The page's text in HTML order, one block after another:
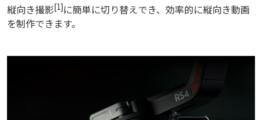
縦向き撮影[1]に簡単に切り替えでき、効率的に縦向き動画
を制作できます。